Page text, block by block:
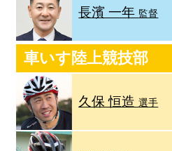
長濱 一年 監督
車いす陸上競技部
久保 恒造選手